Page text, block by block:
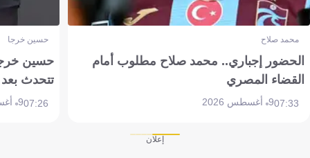
محمد صلاح
الحضور إجباري.. محمد صلاح مطلوب أمام
القضاء المصري
07:339 أغسطس 2026
حسين خرجا
حسين
تتحدث
07:269 أغسطس 2026
إعلان